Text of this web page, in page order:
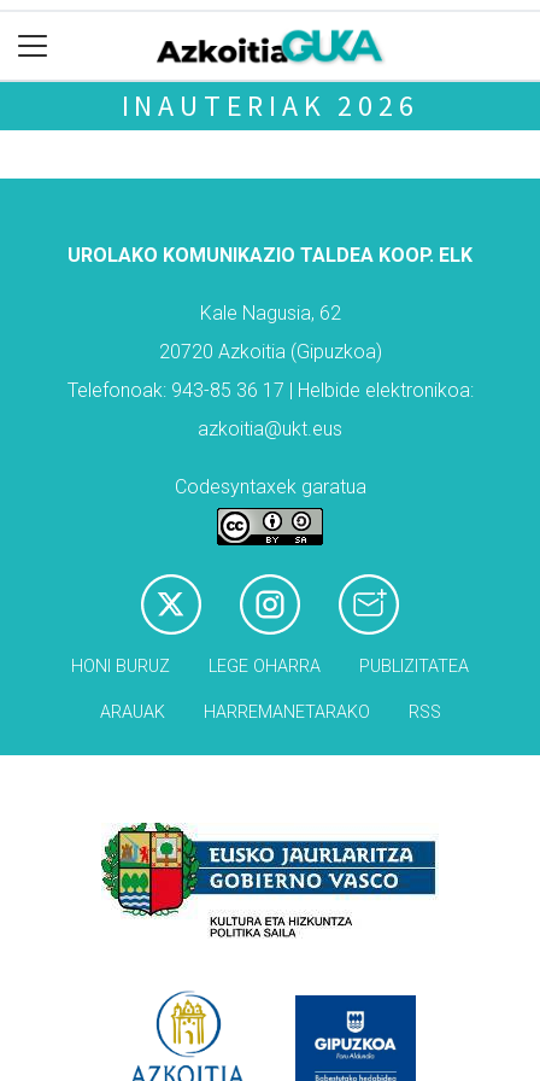
INAUTERIAK 2026
UROLAKO KOMUNIKAZIO TALDEA KOOP. ELK
Kale Nagusia, 62
20720 Azkoitia (Gipuzkoa)
Telefonoak: 943-85 36 17 | Helbide elektronikoa:
azkoitia@ukt.eus
Codesyntaxek garatua
HONI BURUZ LEGE OHARRA PUBLIZITATEA
ARAUAK HARREMANETARAKO RSS